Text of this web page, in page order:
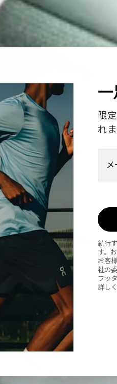
一
限
れま
メ
続行
す。
お客
社の
フッ
詳しく